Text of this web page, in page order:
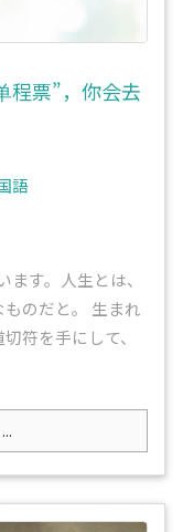
程票”，你会去
語
す。人生とは、
のだと。 生まれ
符を手にして、